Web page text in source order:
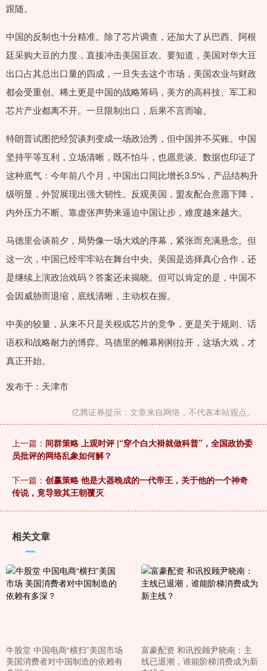
跟随。
中国的反制也十分精准。除了芯片调查，还加大了从巴西、阿根
廷采购大豆的力度，直接冲击美国豆农。要知道，美国对华大豆
出口占其总出口量的四成，一旦失去这个市场，美国农业与财政
都会受重创。稀土更是中国的战略筹码，美方的高科技、军工和
芯片产业都离不开。一旦限制出口，后果不言而喻。
特朗普试图把经贸谈判变成一场政治秀，但中国并不买账。中国
坚持平等互利，立场清晰，既不怕斗，也愿意谈。数据也印证了
这种底气：今年前八个月，中国出口同比增长3.5%，产品结构升
级明显，外贸展现出强大韧性。反观美国，盟友配合意愿下降，
内外压力不断。靠虚张声势来逼迫中国让步，难度越来越大。
马德里会谈前夕，局势像一场大戏的序幕，紧张而充满悬念。但
这一次，中国已经牢牢站在舞台中央。美国是选择真心合作，还
是继续上演政治戏码？答案还未揭晓。但可以肯定的是，中国不
会因威胁而退缩，底线清晰，主动权在握。
中美的较量，从来不只是关税或芯片的竞争，更是关于规则、话
语权和战略耐力的博弈。马德里的帷幕刚刚拉开，这场大戏，才
真正开始。
发布于：天津市
亿腾证券提示：文章来自网络，不代表本站观点。
上一篇： 间群策略 上观时评 |“穿个白大褂就做科普”，全国政协委
员批评的网络乱象如何解？
下一篇： 创赢策略 他是大器晚成的一代帝王，关于他的一个神奇
传说，竟导致其王朝覆灭
相关文章
牛股堂 中国电商“横扫”美国市场
美国消费者对中国制造的依赖有
富豪配资 和讯投顾尹晓南：主
线已退潮，谁能阶梯消费成为新